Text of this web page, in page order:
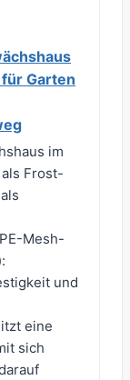
Garten
im
Frost-
Mesh-
und
eine
sich